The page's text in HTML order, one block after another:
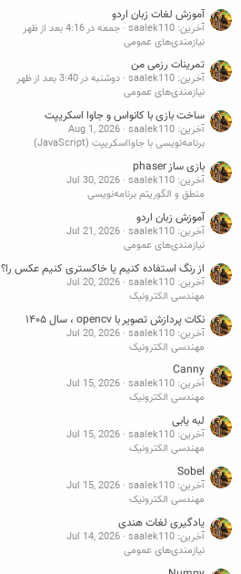
آموزش لغات زبان اردو
آخرین: saalek110
جمعه در 4:16 بعد از ظهر
نیازمندی‌های عمومی
تمرینات رزمی من
آخرین: saalek110
دوشنبه در 3:40 بعد از ظهر
نیازمندی‌های عمومی
ساخت بازی با کانواس و جاوا اسکریپت
آخرین: saalek110
Aug 1, 2026
برنامه‌نویسی با جاوااسکریپت (JavaScript)
بازی ساز phaser
آخرین: saalek110
Jul 30, 2026
منطق و الگوریتم برنامه‌نویسی
آموزش زبان اردو
آخرین: saalek110
Jul 21, 2026
نیازمندی‌های عمومی
از رنگ استفاده کنیم یا خاکستری کنیم عکس را؟
آخرین: saalek110
Jul 20, 2026
مهندسی الکترونیک
نکات پردازش تصویر با opencv ، سال ۱۴۰۵
آخرین: saalek110
Jul 20, 2026
مهندسی الکترونیک
Canny
آخرین: saalek110
Jul 15, 2026
مهندسی الکترونیک
لبه یابی
آخرین: saalek110
Jul 15, 2026
مهندسی الکترونیک
Sobel
آخرین: saalek110
Jul 15, 2026
مهندسی الکترونیک
یادگیری لغات هندی
آخرین: saalek110
Jul 14, 2026
نیازمندی‌های عمومی